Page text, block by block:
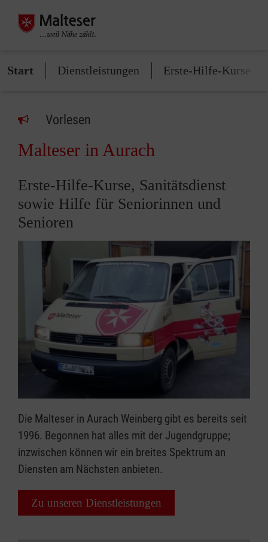
Start Dienstleistungen Erste-Hilfe-Kurse
Vorlesen
Malteser in Aurach
Erste-Hilfe-Kurse, Sanitätsdienst
sowie Hilfe für Seniorinnen und
Senioren
Die Malteser in Aurach Weinberg gibt es bereits seit
1996. Begonnen hat alles mit der Jugendgruppe;
inzwischen können wir ein breites Spektrum an
Diensten am Nächsten anbieten.
Zu unseren Dienstleistungen